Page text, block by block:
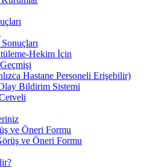
Hekim İçin
Hastane Personeli Erişebilir)
Bildirim Sistemi
ve Öneri Formu
ve Öneri Formu